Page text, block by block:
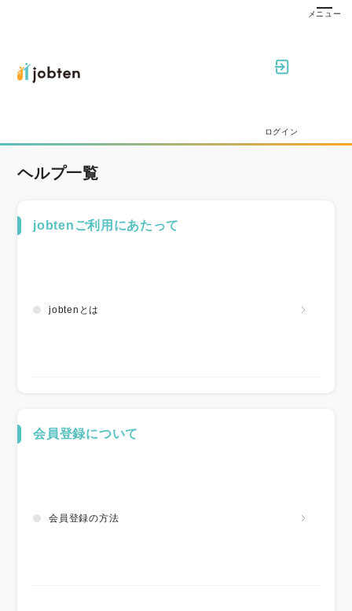
ログイン
ヘルプ一覧
jobtenご利用にあたって
jobtenとは
会員登録について
会員登録の方法